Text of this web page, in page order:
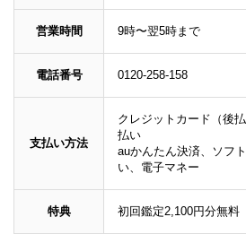
営業時間 9時〜翌5時まで
電話番号 0120-258-158
支払い方法
クレジットカード（後
払い
auかんたん決済、ソフ
い、電子マネー
特典 初回鑑定2,100円分無料